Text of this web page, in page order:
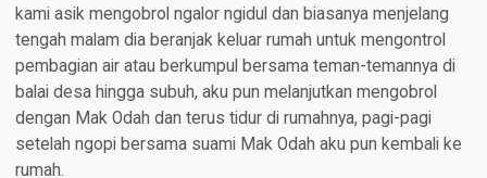
kami asik mengobrol ngalor ngidul dan biasanya menjelang
tengah malam dia beranjak keluar rumah untuk mengontrol
pembagian air atau berkumpul bersama teman-temannya di
balai desa hingga subuh, aku pun melanjutkan mengobrol
dengan Mak Odah dan terus tidur di rumahnya, pagi-pagi
setelah ngopi bersama suami Mak Odah aku pun kembali ke
rumah.